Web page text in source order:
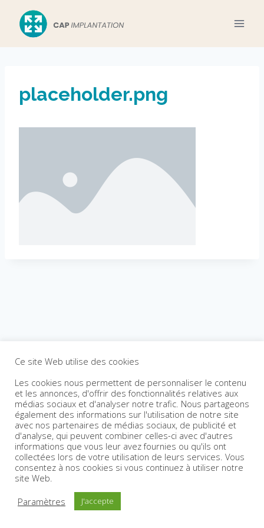
contenu
placeholder.png
Ce site Web utilise des cookies
Les cookies nous permettent de personnaliser le contenu
et les annonces, d'offrir des fonctionnalités relatives aux
médias sociaux et d'analyser notre trafic. Nous partageons
également des informations sur l'utilisation de notre site
avec nos partenaires de médias sociaux, de publicité et
d'analyse, qui peuvent combiner celles-ci avec d'autres
informations que vous leur avez fournies ou qu'ils ont
collectées lors de votre utilisation de leurs services. Vous
consentez à nos cookies si vous continuez à utiliser notre
site Web.
Paramètres
J'accepte